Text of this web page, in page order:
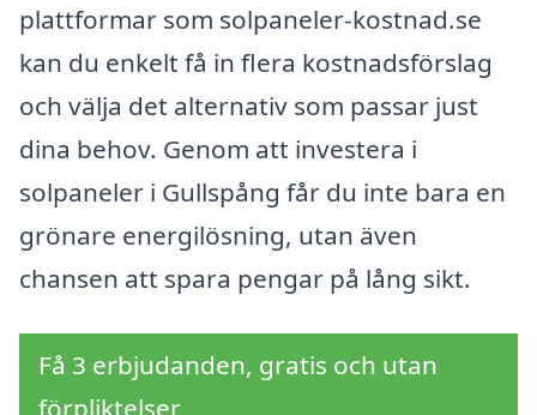
plattformar som solpaneler-kostnad.se
kan du enkelt få in flera kostnadsförslag
och välja det alternativ som passar just
dina behov. Genom att investera i
solpaneler i Gullspång får du inte bara en
grönare energilösning, utan även
chansen att spara pengar på lång sikt.
Få 3 erbjudanden, gratis och utan
förpliktelser